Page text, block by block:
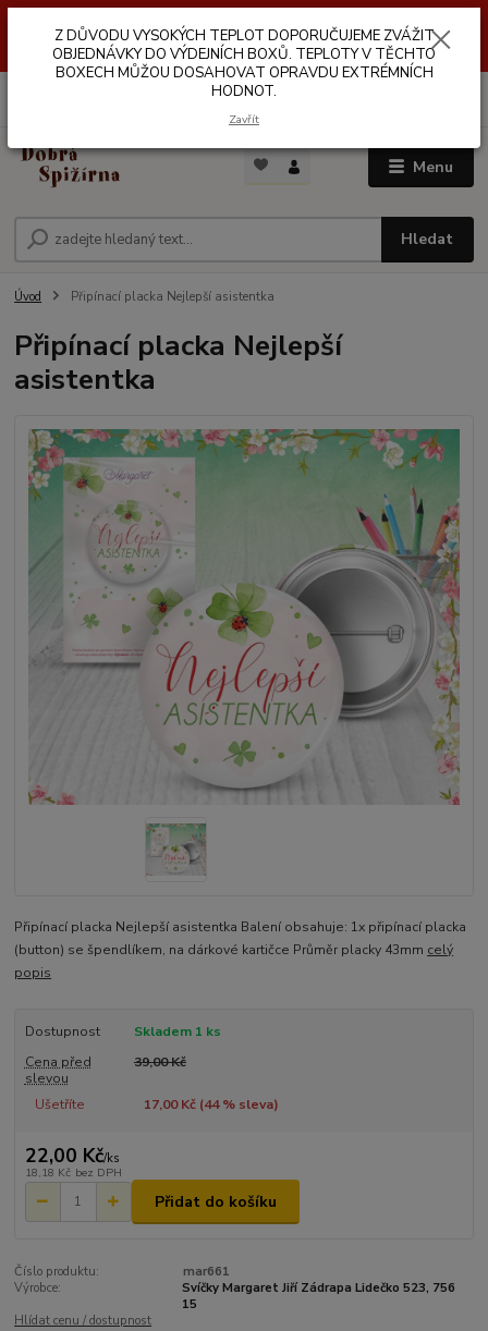
VÝDEJNÍCH BOXŮ. TEPLOTA V TĚCHTO BOXECH MŮŽE DOSAHOVAT
OPRAVDU EXTRÉMNÍCH HODNOT.
Menu
Hledat
Úvod Připínací placka Nejlepší asistentka
Připínací placka Nejlepší
asistentka
Připínací placka Nejlepší asistentka Balení obsahuje: 1x připínací placka
(button) se špendlíkem, na dárkové kartičce Průměr placky 43mm celý
popis
Dostupnost
Skladem 1 ks
Cena před
slevou
39,00 Kč
Ušetříte 17,00 Kč (44% sleva)
22,00 Kč/ks
18,18 Kč bez DPH
Přidat do košíku
Číslo produktu:
mar661
Výrobce:
Svíčky Margaret Jiří Zádrapa Lidečko 523, 756
15
Hlídat cenu / dostupnost
Z DŮVODU VYSOKÝCH TEPLOT DOPORUČUJEME ZVÁŽIT
OBJEDNÁVKY DO VÝDEJNÍCH BOXŮ. TEPLOTY V TĚCHTO
BOXECH MŮŽOU DOSAHOVAT OPRAVDU EXTRÉMNÍCH
HODNOT.
Zavřít